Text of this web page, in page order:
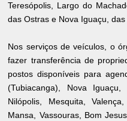
Teresópolis, Largo do
das Ostras e Nova Iguaçu, das
Nos serviços de veículos, o
fazer transferência de
postos disponíveis para
(Tubiacanga), Nova
Nilópolis, Mesquita,
Mansa, Vassouras, Bom